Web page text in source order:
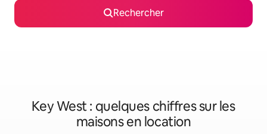
Rechercher
Key West : quelques chiffres sur les
maisons en location